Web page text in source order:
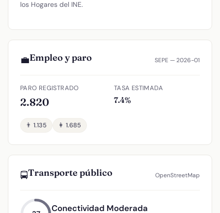
los Hogares del INE.
💼Empleo y paro SEPE — 2026-01
PARO REGISTRADO
2.820
TASA ESTIMADA
7.4%
👨 1.135 👩 1.685
🚍Transporte público OpenStreetMap
Conectividad Moderada